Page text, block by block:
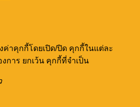
าคุกกี้โดยเปิด/ปิด คุกกี้ในแต่ละ
การ ยกเว้น คุกกี้ที่จำเป็น